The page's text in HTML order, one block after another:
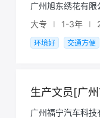
广州旭东绣花有限
大专
I 1-3年 I
环境好 交通方便
生产文员[广
广州福宁汽车科技